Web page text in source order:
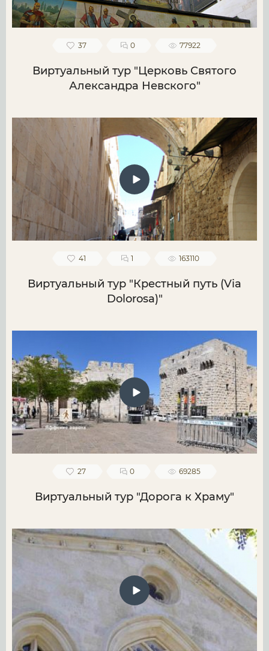
37 0 77922
Виртуальный тур "Церковь Святого
Александра Невского"
41 1 163110
Виртуальный тур "Крестный путь (Via
Dolorosa)"
27 0 69285
Виртуальный тур "Дорога к Храму"